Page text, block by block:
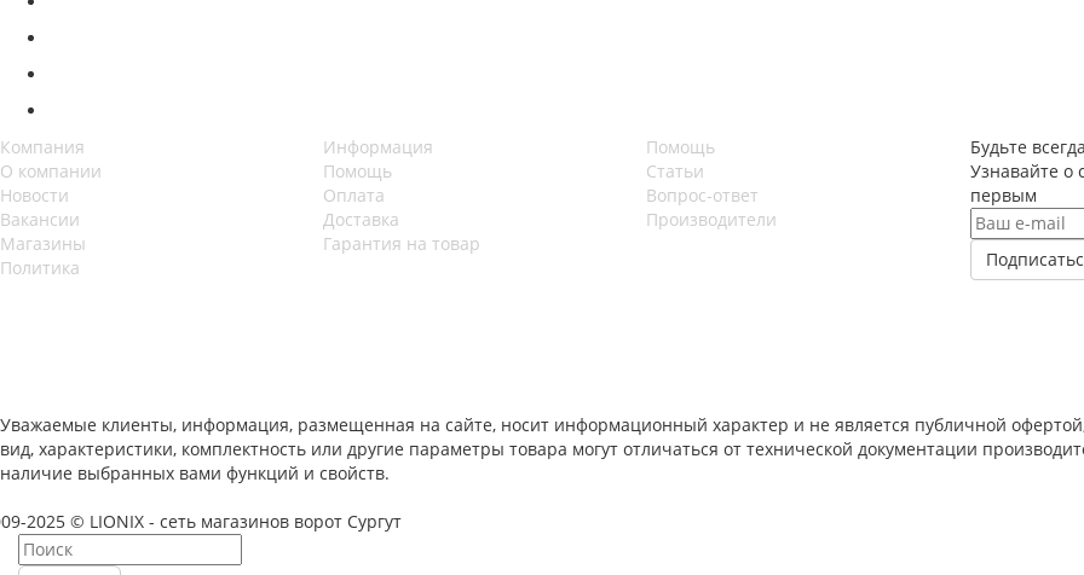
Компания
О компании
Новости
Вакансии
Магазины
Политика
Информация
Помощь
Оплата
Доставка
Гарантия на товар
Помощь
Статьи
Вопрос-ответ
Производители
Будьте
Узнавайте о
первым
Уважаемые клиенты, информация, размещенная на сайте, носит информационный характер и не является публичной
вид, характеристики, комплектность или другие параметры товара могут отличаться от технической документации
наличие выбранных вами функций и свойств.
2025 © LIONIX - сеть магазинов ворот Сургут